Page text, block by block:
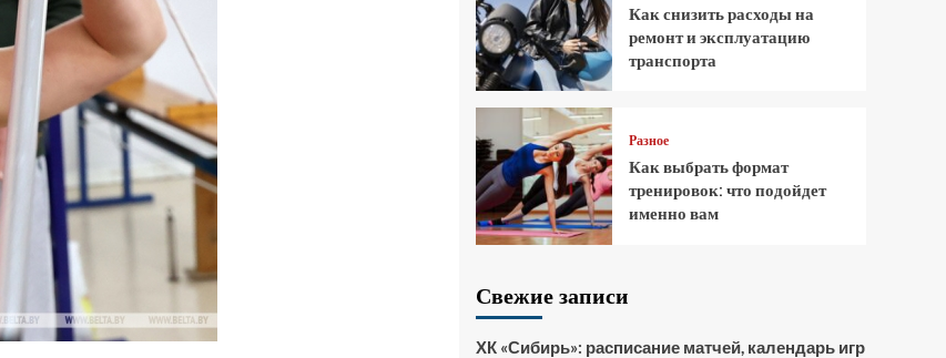
Как снизить расходы на
ремонт и эксплуатацию
транспорта
Разное
Как выбрать формат
тренировок: что подойдет
именно вам
Свежие записи
ХК «Сибирь»: расписание матчей, календарь игр